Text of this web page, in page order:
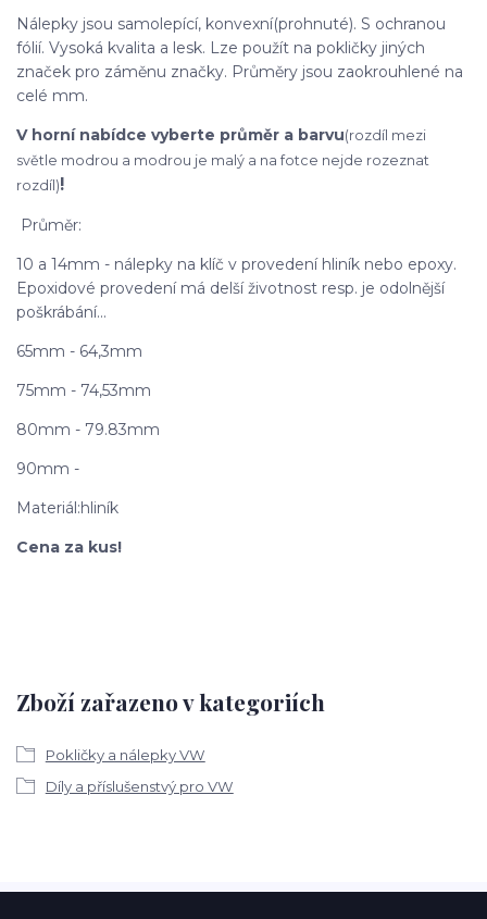
Nálepky jsou samolepící, konvexní(prohnuté). S ochranou
fólií. Vysoká kvalita a lesk. Lze použít na pokličky jiných
značek pro záměnu značky. Průměry jsou zaokrouhlené na
celé mm.
V horní nabídce vyberte průměr a barvu(rozdíl mezi
světle modrou a modrou je malý a na fotce nejde rozeznat
rozdíl)!
Průměr:
10 a 14mm - nálepky na klíč v provedení hliník nebo epoxy.
Epoxidové provedení má delší životnost resp. je odolnější
poškrábání...
65mm - 64,3mm
75mm - 74,53mm
80mm - 79.83mm
90mm -
Materiál:hliník
Cena za kus!
Zboží zařazeno v kategoriích
Pokličky a nálepky VW
Díly a příslušenstvý pro VW